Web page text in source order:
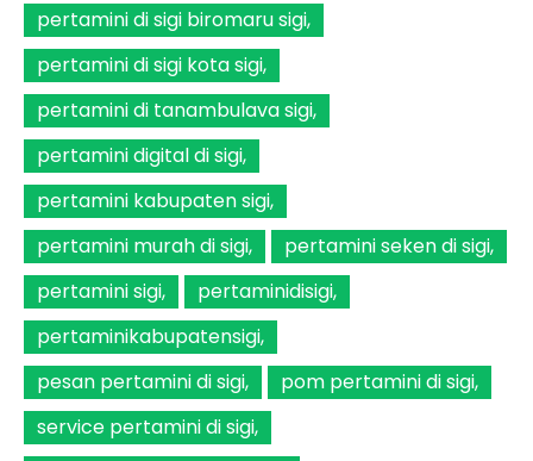
pertamini di sigi biromaru sigi
pertamini di sigi kota sigi
pertamini di tanambulava sigi
pertamini digital di sigi
pertamini kabupaten sigi
pertamini murah di sigi
pertamini seken di sigi
pertamini sigi
pertaminidisigi
pertaminikabupatensigi
pesan pertamini di sigi
pom pertamini di sigi
service pertamini di sigi